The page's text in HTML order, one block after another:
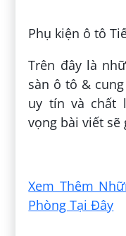
Phụ kiện ô tô
Trên đây là
sàn ô tô &
uy tín và chất
vọng bài viết
Xem Thêm
Phòng Tại Đây